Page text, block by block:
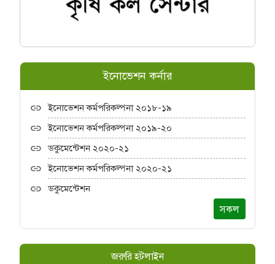
ইনোভেশন কর্নার
ইনোভেশন কর্মপরিকল্পনা ২০১৮-১৯
ইনোভেশন কর্মপরিকল্পনা ২০১৯-২০
ডকুমেন্টেশন ২০২০-২১
ইনোভেশন কর্মপরিকল্পনা ২০২০-২১
ডকুমেন্টেশন
সকল
জরুরি হটলাইন